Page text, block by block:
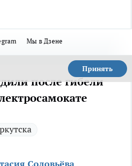
Мы в Дзене
Принять
после гибели